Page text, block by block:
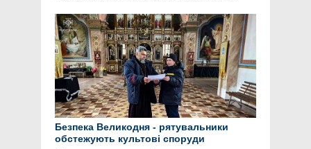
Безпека Великодня - рятувальники
обстежують культові споруди